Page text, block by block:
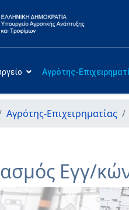
Αγρότης-
Αγρότης-Επιχειρηματίας
Εγγ/